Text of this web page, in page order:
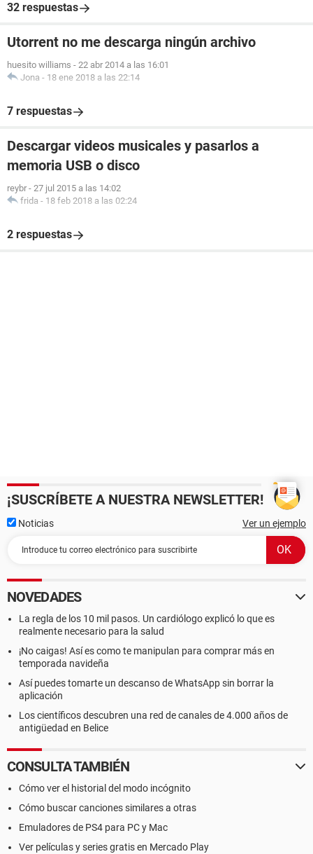
32 respuestas
Utorrent no me descarga ningún archivo
huesito williams - 22 abr 2014 a las 16:01
Jona - 18 ene 2018 a las 22:14
7 respuestas
Descargar videos musicales y pasarlos a
memoria USB o disco
reybr - 27 jul 2015 a las 14:02
frida - 18 feb 2018 a las 02:24
2 respuestas
¡SUSCRÍBETE A NUESTRA NEWSLETTER!
Noticias Ver un ejemplo
NOVEDADES
La regla de los 10 mil pasos. Un cardiólogo explicó lo que es
realmente necesario para la salud
¡No caigas! Así es como te manipulan para comprar más en
temporada navideña
Así puedes tomarte un descanso de WhatsApp sin borrar la
aplicación
Los científicos descubren una red de canales de 4.000 años de
antigüedad en Belice
CONSULTA TAMBIÉN
Cómo ver el historial del modo incógnito
Cómo buscar canciones similares a otras
Emuladores de PS4 para PC y Mac
Ver películas y series gratis en Mercado Play